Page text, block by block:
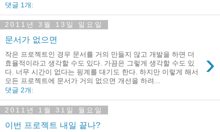
댓글 1개:
2011년 3월 13일 일요일
문서가 없으면
›
작은 프로젝트인 경우 문서를 거의 만들지 않고 개발을 하면 더
효율적이라고 생각할 수도 있다. 가끔은 그렇게 생각할 수도 있
다. 너무 시간이 없다는 핑계를 대기도 한다. 하지만 이렇게 해서
모든 프로젝트에 문서가 거의 없으면 개선을 하려...
댓글 2개:
2011년 1월 31일 월요일
이번 프로젝트 내일 끝나?